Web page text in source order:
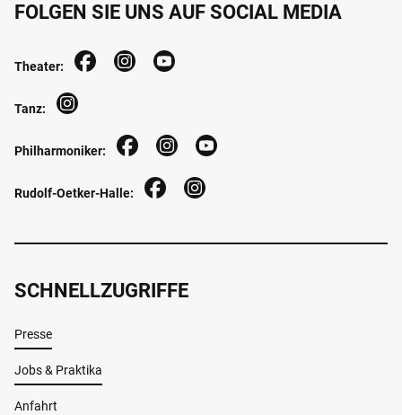
SCHNELLZUGRIFFE
Presse
Jobs & Praktika
Anfahrt
FOLGEN SIE UNS AUF SOCIAL MEDIA
Theater:
Tanz:
Philharmoniker:
Rudolf-Oetker-Halle: